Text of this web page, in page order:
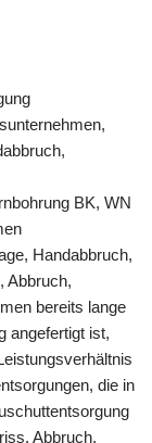
BK, WN
Handabbruch,
Abbruch,
bereits lange
angefertigt ist,
die in
Abbruch,